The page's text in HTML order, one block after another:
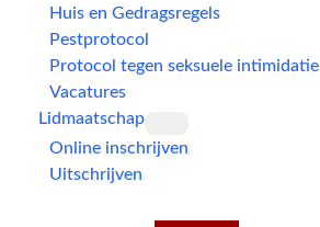
Huis en Gedragsregels
Pestprotocol
Protocol tegen seksuele intimidatie
Vacatures
Lidmaatschap
Online inschrijven
Uitschrijven